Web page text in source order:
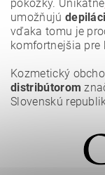
Vložením
osobných údajov.
pokožky. Unikátne
umožňujú
vďaka tomu je
komfortnejšia pre
Kozmetický
distribútorom
Slovenskú